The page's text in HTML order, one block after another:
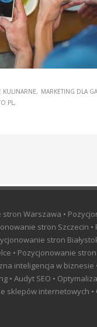
KULINARNE MARKETING DLA
Warszawa •
stron Szczecin
stron
• Pozycjonowanie
inteligencja w
• Audyt SEO •
sklepów internetowych